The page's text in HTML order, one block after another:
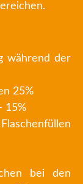
während der
25%
15%
bei den